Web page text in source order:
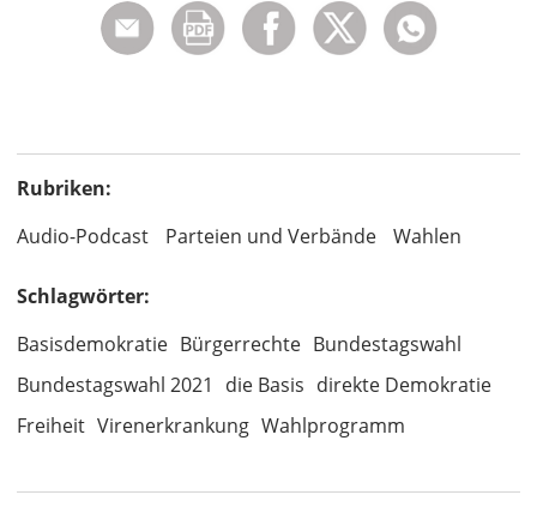
Rubriken:
Audio-Podcast
Parteien und Verbände Wahlen
Schlagwörter:
Basisdemokratie Bürgerrechte Bundestagswahl
Bundestagswahl 2021
die Basis direkte Demokratie
Freiheit Virenerkrankung Wahlprogramm